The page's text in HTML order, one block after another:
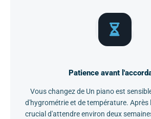
03
Patience avant
Vous changez de Un piano est
d'hygrométrie et de température. Après
crucial d'attendre environ deux